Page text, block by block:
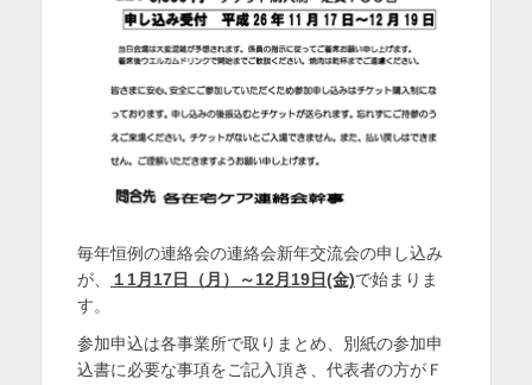
毎年恒例の連絡会の連絡会新年交流会の申し込み
が、
１1月17日（月）～12月19日(金)で始まりま
す。
参加申込は各事業所で取りまとめ、別紙の参加申
込書に必要な事項をご記入頂き、代表者の方がＦ